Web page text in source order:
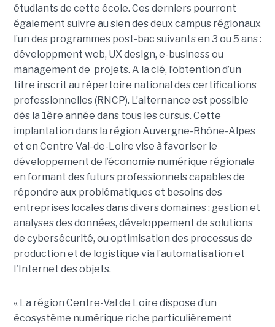
étudiants de cette école. Ces derniers pourront
également suivre au sien des deux campus régionaux
l’un des programmes post-bac suivants en 3 ou 5 ans :
développment web, UX design, e-business ou
management de projets. A la clé, l’obtention d’un
titre inscrit au répertoire national des certifications
professionnelles (RNCP). L’alternance est possible
dès la 1ère année dans tous les cursus. Cette
implantation dans la région Auvergne-Rhône-Alpes
et en Centre Val-de-Loire vise à favoriser le
développement de l’économie numérique régionale
en formant des futurs professionnels capables de
répondre aux problématiques et besoins des
entreprises locales dans divers domaines : gestion et
analyses des données, développement de solutions
de cybersécurité, ou optimisation des processus de
production et de logistique via l’automatisation et
l'Internet des objets.
« La région Centre-Val de Loire dispose d’un
écosystème numérique riche particulièrement